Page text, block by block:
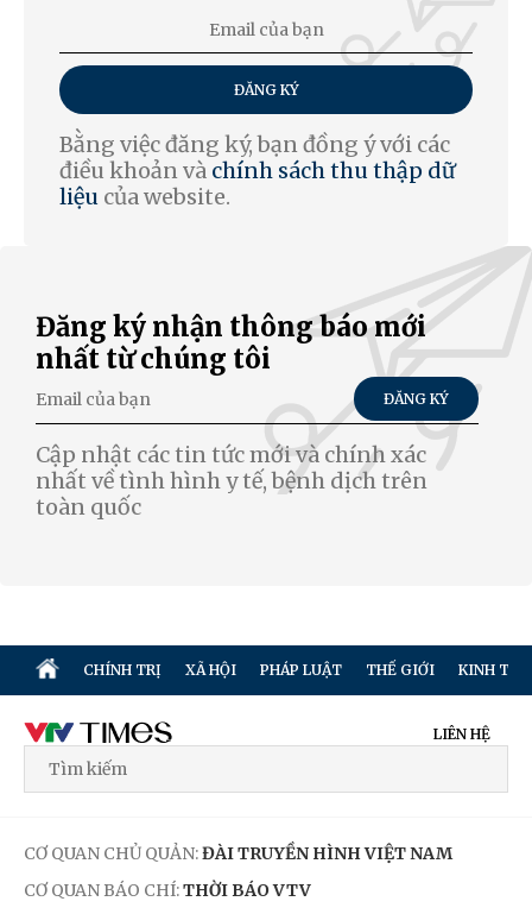
ĐĂNG KÝ
Bằng việc đăng ký, bạn đồng ý với các
điều khoản và chính sách thu thập dữ
liệu của website.
Đăng ký nhận thông báo mới
nhất từ chúng tôi
ĐĂNG KÝ
Cập nhật các tin tức mới và chính xác
nhất về tình hình y tế, bệnh dịch trên
toàn quốc
CHÍNH TRỊ XÃ HỘI PHÁP LUẬT THẾ GIỚI KINH TẾ
LIÊN HỆ
CƠ QUAN CHỦ QUẢN:ĐÀI TRUYỀN HÌNH VIỆT NAM
CƠ QUAN BÁO CHÍ:THỜI BÁO VTV